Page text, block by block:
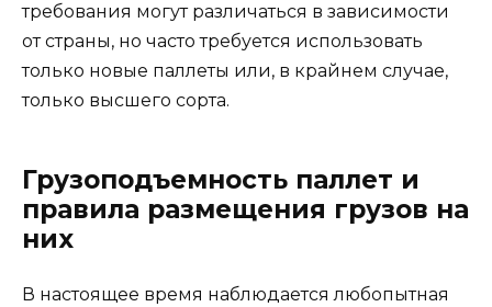
требования могут различаться в зависимости
от страны, но часто требуется использовать
только новые паллеты или, в крайнем случае,
только высшего сорта.
Грузоподъемность паллет и
правила размещения грузов на
них
В настоящее время наблюдается любопытная